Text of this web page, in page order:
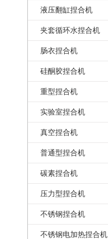
液压翻缸捏合机
夹套循环水捏合机
肠衣捏合机
硅酮胶捏合机
重型捏合机
实验室捏合机
真空捏合机
普通型捏合机
碳素捏合机
压力型捏合机
不锈钢捏合机
不锈钢电加热捏合机